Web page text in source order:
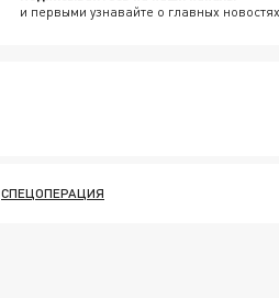
и первыми узнавайте о главных
СПЕЦОПЕРАЦИЯ